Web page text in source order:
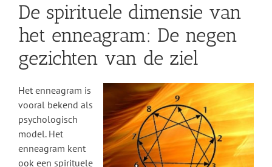
De spirituele dimensie van
het enneagram: De negen
gezichten van de ziel
Het enneagram is
vooral bekend als
psychologisch
model. Het
enneagram kent
ook een spirituele